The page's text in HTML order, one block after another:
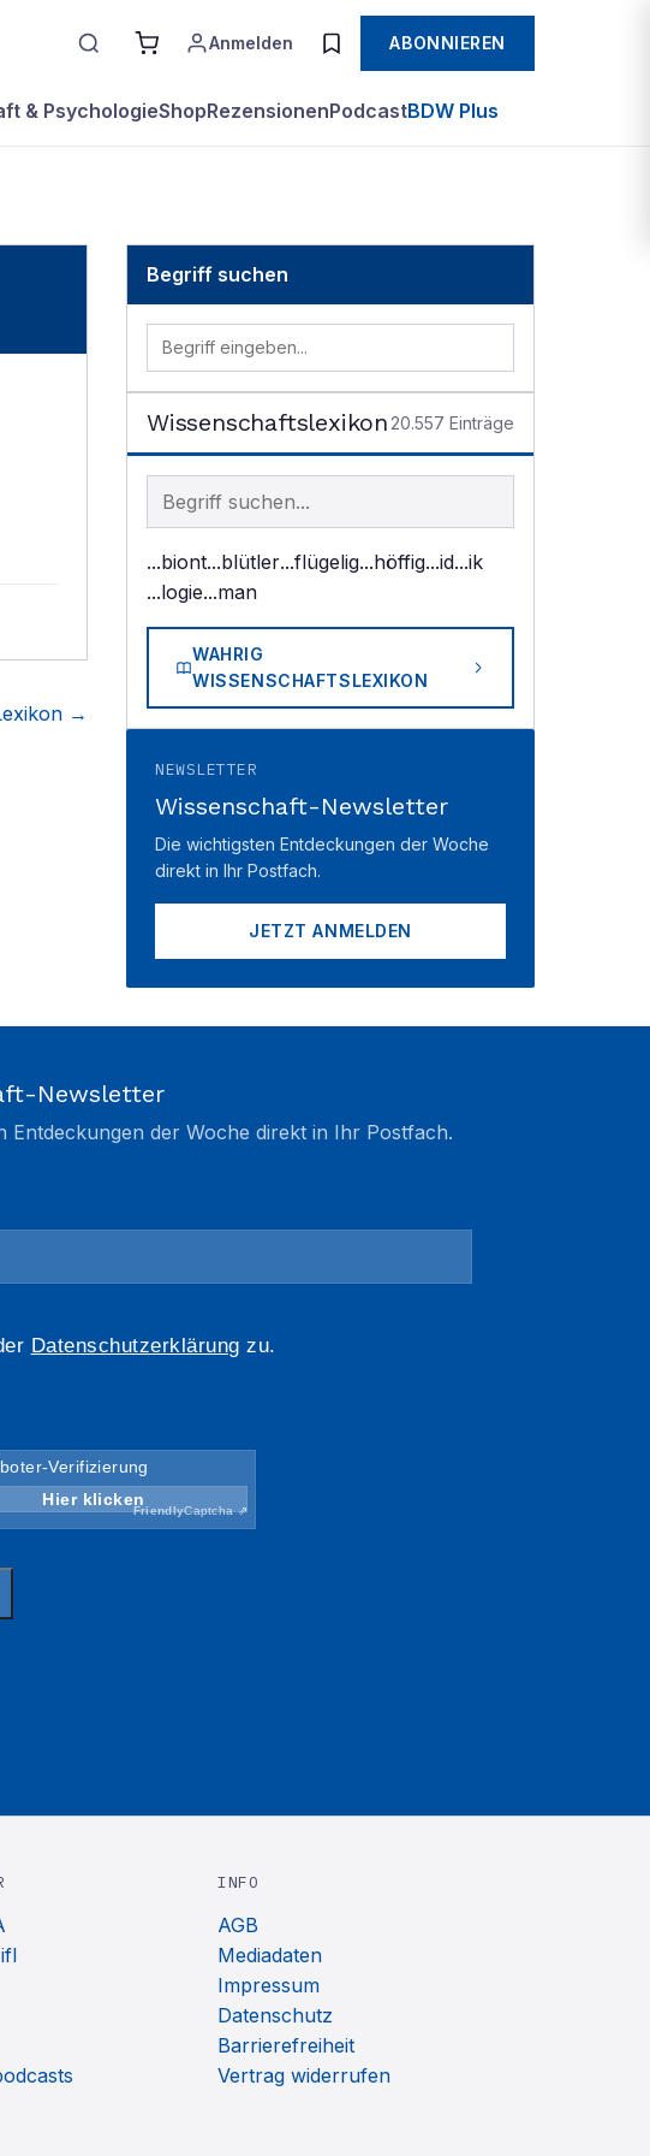
Anmelden ABONNIEREN
& PsychologieShopRezensionenPodcastBDW Plus
→
Begriff suchen
Wissenschaftslexikon 20.557 Einträge
Begriff im Lexikon suchen
...biont...blütler...flügelig...höffig...id...ik
...logie...man
WAHRIG
WISSENSCHAFTSLEXIKON
NEWSLETTER
Wissenschaft-Newsletter
Die wichtigsten Entdeckungen der Woche
direkt in Ihr Postfach.
JETZT ANMELDEN
Newsletter
Entdeckungen der Woche direkt in Ihr Postfach.
INFO
AGB
Mediadaten
Impressum
Datenschutz
Barrierefreiheit
Vertrag widerrufen